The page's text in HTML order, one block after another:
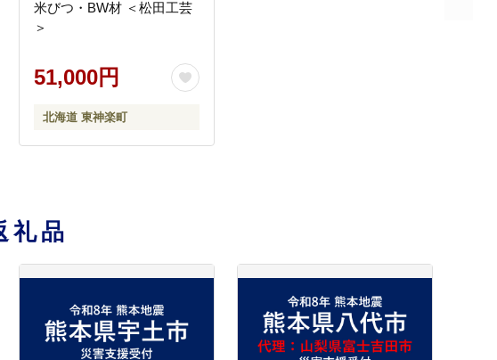
米びつ・BW材 ＜松田工芸
＞
51,000円
北海道 東神楽町
礼品